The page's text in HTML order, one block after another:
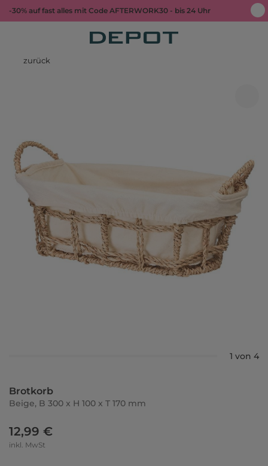
-30% auf fast alles mit Code AFTERWORK30 - bis 24 Uhr
zurück
1 von 4
Brotkorb
Beige, B 300 x H 100 x T 170 mm
12,99 €
inkl. MwSt